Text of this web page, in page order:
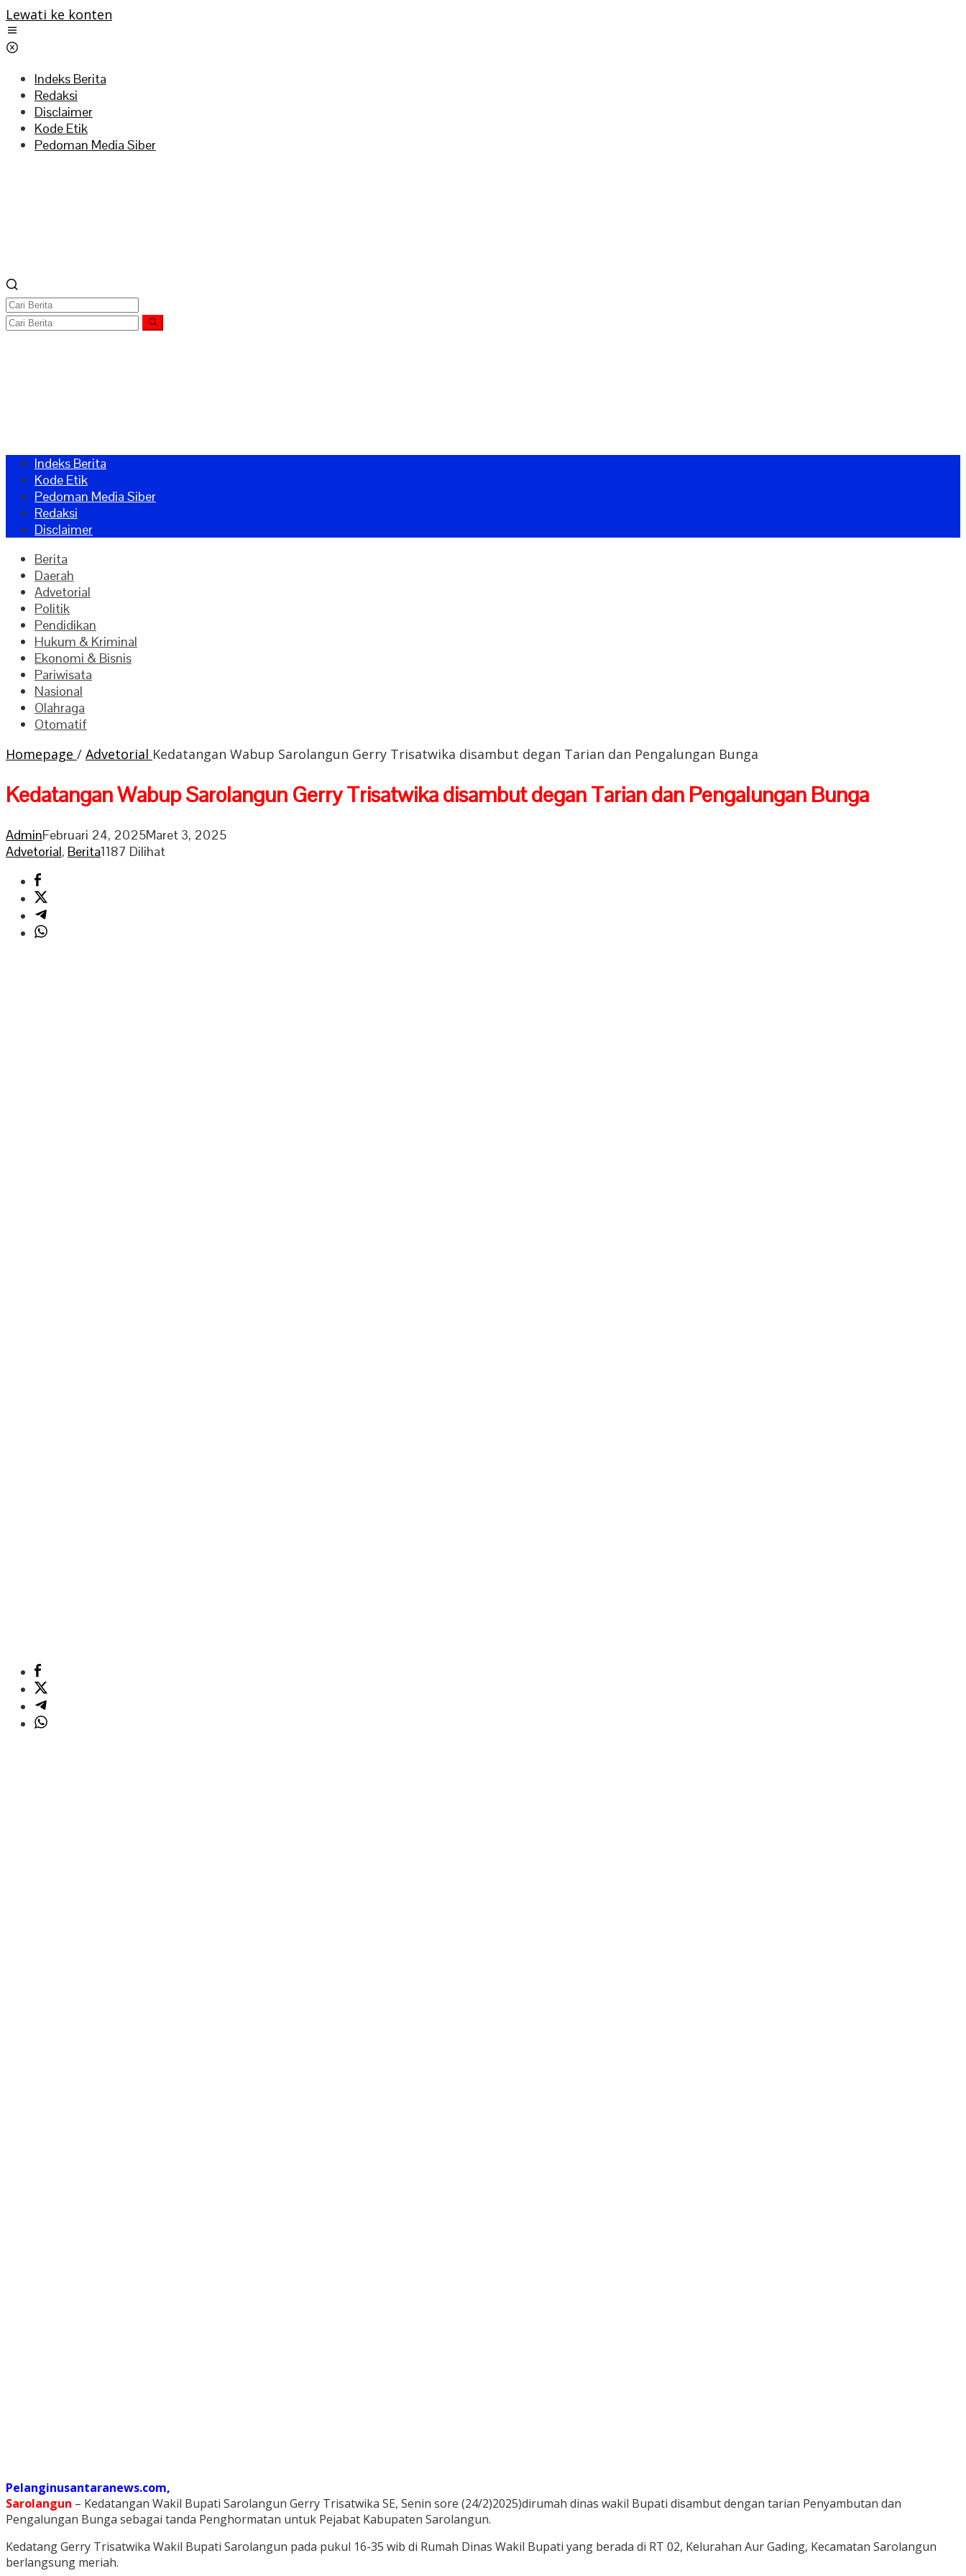
Lewati ke konten
Indeks Berita
Redaksi
Disclaimer
Kode Etik
Pedoman Media Siber
Indeks Berita
Kode Etik
Pedoman Media Siber
Redaksi
Disclaimer
Berita
Daerah
Advetorial
Politik
Pendidikan
Hukum & Kriminal
Ekonomi & Bisnis
Pariwisata
Nasional
Olahraga
Otomatif
Homepage / Advetorial Kedatangan Wabup Sarolangun Gerry Trisatwika disambut degan Tarian dan Pengalungan Bunga
Kedatangan Wabup Sarolangun Gerry Trisatwika disambut degan Tarian dan Pengalungan Bunga
AdminFebruari 24, 2025Maret 3, 2025
Advetorial, Berita1187 Dilihat
Pelanginusantaranews.com,
Sarolangun – Kedatangan Wakil Bupati Sarolangun Gerry Trisatwika SE, Senin sore (24/2)2025)dirumah dinas wakil Bupati disambut dengan tarian Penyambutan dan
Pengalungan Bunga sebagai tanda Penghormatan untuk Pejabat Kabupaten Sarolangun.
Kedatang Gerry Trisatwika Wakil Bupati Sarolangun pada pukul 16-35 wib di Rumah Dinas Wakil Bupati yang berada di RT 02, Kelurahan Aur Gading, Kecamatan Sarolangun
berlangsung meriah.